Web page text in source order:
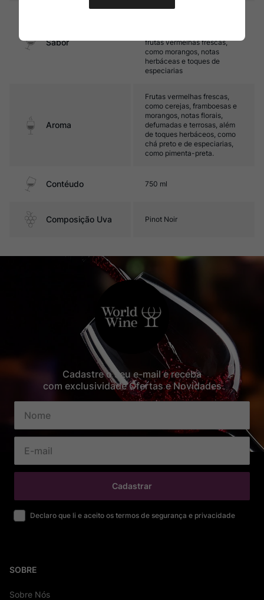
Sabor
frutas vermelhas frescas,
como morangos, notas
herbáceas e toques de
especiarias
Aroma
Frutas vermelhas frescas,
como cerejas, framboesas e
morangos, notas florais,
defumadas e terrosas, além
de toques herbáceos, como
chá preto e de especiarias,
como pimenta-preta.
Contéudo 750 ml
Composição Uva Pinot Noir
Cadastre o seu e-mail e receba
com exclusividade Ofertas e Novidades
Cadastrar
Declaro que li e aceito os termos de segurança e privacidade
SOBRE
Sobre Nós